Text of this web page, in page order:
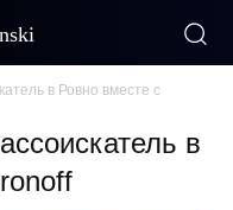
в Ровно вместе с
в